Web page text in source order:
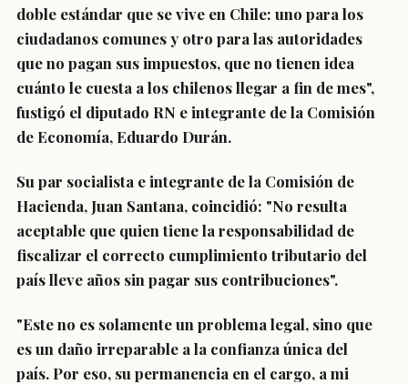
doble estándar que se vive en Chile: uno para los
ciudadanos comunes y otro para las autoridades
que no pagan sus impuestos, que no tienen idea
cuánto le cuesta a los chilenos llegar a fin de mes",
fustigó el diputado RN e integrante de la Comisión
de Economía, Eduardo Durán.
Su par socialista e integrante de la Comisión de
Hacienda, Juan Santana, coincidió: "No resulta
aceptable que quien tiene la responsabilidad de
fiscalizar el correcto cumplimiento tributario del
país lleve años sin pagar sus contribuciones".
"Este no es solamente un problema legal, sino que
esun daño irreparable a la confianza única del
país. Por eso, su permanencia en el cargo, a mi